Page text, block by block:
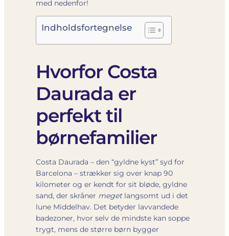
med nedenfor!
Indholdsfortegnelse
Hvorfor Costa
Daurada er
perfekt til
børnefamilier
Costa Daurada – den “gyldne kyst” syd for
Barcelona – strækker sig over knap 90
kilometer og er kendt for sit bløde, gyldne
sand, der skråner megetlangsomt ud i det
lune Middelhav. Det betyder lavvandede
badezoner, hvor selv de mindste kan soppe
trygt, mens de større børn bygger